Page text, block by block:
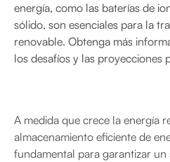
energía, como las baterías de
sólido, son esenciales para la
renovable. Obtenga más
los desafíos y las proyecciones
A medida que crece la energía
almacenamiento eficiente de
fundamental para garantizar